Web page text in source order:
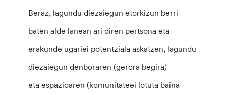
Beraz, lagundu diezaiegun etorkizun berri
baten alde lanean ari diren pertsona eta
erakunde ugariei potentziala askatzen, lagundu
diezaiegun denboraren (gerora begira)
eta espazioaren (komunitateei lotuta baina